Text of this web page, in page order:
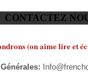
CONTACTEZ
(on aime lire et